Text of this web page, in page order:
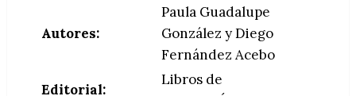
Autores:
Paula Guadalupe
González y Diego
Fernández Acebo
Editorial:
Libros de